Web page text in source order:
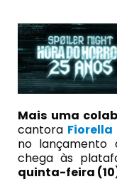
Mais uma
cantora Fiorella
no lançamento
chega às
quinta-feira